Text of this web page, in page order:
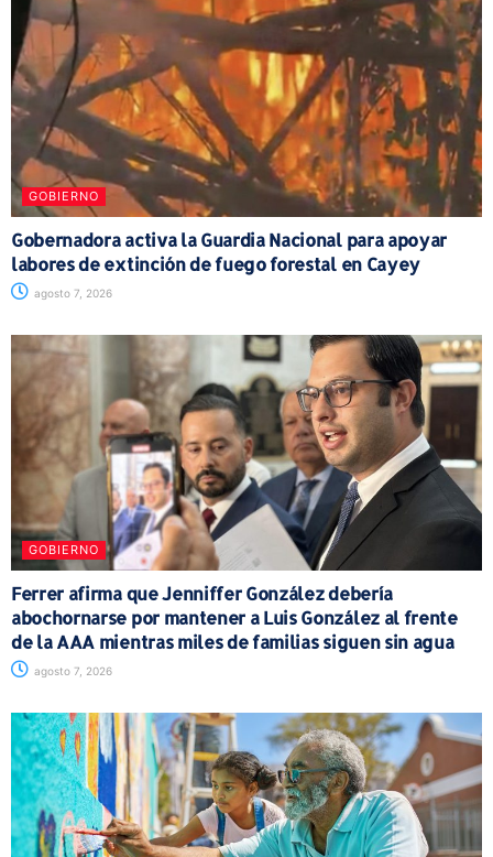
GOBIERNO
Gobernadora activa la Guardia Nacional para apoyar
labores de extinción de fuego forestal en Cayey
agosto 7, 2026
GOBIERNO
Ferrer afirma que Jenniffer González debería
abochornarse por mantener a Luis González al frente
de la AAA mientras miles de familias siguen sin agua
agosto 7, 2026